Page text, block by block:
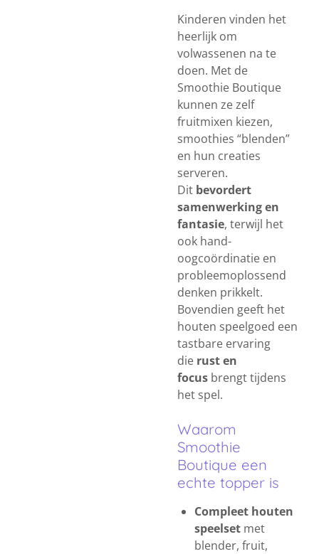
Kinderen vinden het
heerlijk om
volwassenen na te
doen. Met de
Smoothie Boutique
kunnen ze zelf
fruitmixen kiezen,
smoothies “blenden”
en hun creaties
serveren.
Dit bevordert
samenwerking en
fantasie, terwijl het
ook hand-
oogcoördinatie en
probleemoplossend
denken prikkelt.
Bovendien geeft het
houten speelgoed een
tastbare ervaring
die rust en
focus brengt tijdens
het spel.
Waarom
Smoothie
Boutique een
echte topper is
Compleet houten
speelset met
blender, fruit,